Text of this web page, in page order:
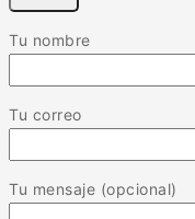
Tu nombre
Tu correo
Tu mensaje (opcional)